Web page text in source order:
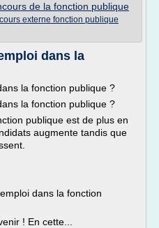
de la fonction publique
externe fonction publique
dans la
la fonction publique ?
la fonction publique ?
publique est de plus en
augmente tandis que
dans la fonction
! En cette...